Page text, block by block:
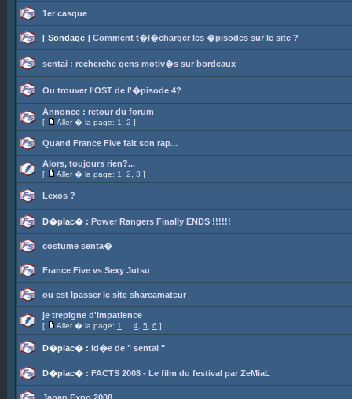
1er casque
[ Sondage ] Comment t�l�charger les �pisodes sur le site ?
sentai : recherche gens motiv�s sur bordeaux
Ou trouver l'OST de l'�pisode 4?
Annonce : retour du forum
[ Aller � la page: 1 2 ]
Quand France Five fait son rap...
Alors, toujours rien?...
[ Aller � la page: 1 2 3 ]
Lexos ?
D�plac� : Power Rangers Finally ENDS !!!!!!
costume senta�
France Five vs Sexy Jutsu
ou est lpasser le site shareamateur
je trepigne d'impatience
[ Aller � la page: 1 4 5 6 ]
D�plac� : id�e de " sentai "
D�plac� : FACTS 2008 - Le film du festival par ZeMiaL